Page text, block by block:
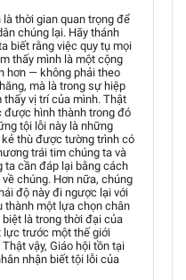
là thời gian quan trọng để
chúng lại. Hãy thánh
biết rằng việc quy tụ mọi
thấy mình là một cộng
hơn — không phải theo
mà là trong sự hiệp
vị trí của mình. Thật
được hình thành trong đó
tội lỗi này là những
thù được tường trình có
trái tim chúng ta và
ta cần đáp lại bằng cách
chúng. Hơn nữa, chúng
độ này đi ngược lại với
thành một lựa chọn chân
là trong thời đại của
lực trước một thế giới
vậy, Giáo hội tồn tại
nhận biết tội lỗi của